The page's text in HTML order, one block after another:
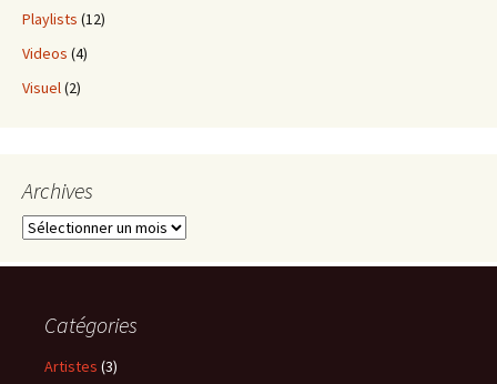
Playlists (12)
Videos (4)
Visuel(2)
Archives
Archives
Catégories
Artistes (3)